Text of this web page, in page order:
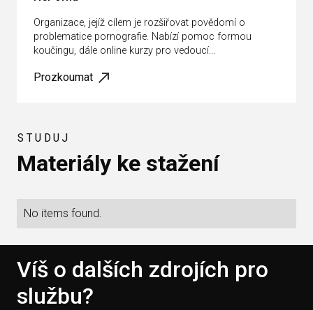
Organizace, jejíž cílem je rozšiřovat povědomí o
problematice pornografie. Nabízí pomoc formou
koučingu, dále online kurzy pro vedoucí...
Prozkoumat
STUDUJ
Materiály ke stažení
No items found.
Víš o dalších zdrojích pro
službu?